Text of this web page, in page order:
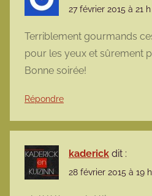
27 février 2015 à 21
Terriblement gourmands
pour les yeux et sûrement
Bonne soirée!
Répondre
kaderick dit :
28 février 2015 à 19